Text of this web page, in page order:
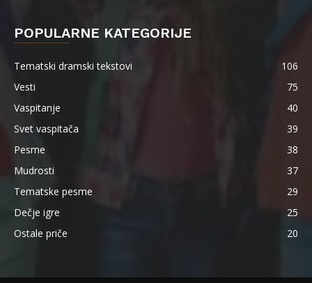
POPULARNE KATEGORIJE
Tematski dramski tekstovi
106
Vesti
75
Vaspitanje
40
Svet vaspitača
39
Pesme
38
Mudrosti
37
Tematske pesme
29
Dečje igre
25
Ostale priče
20